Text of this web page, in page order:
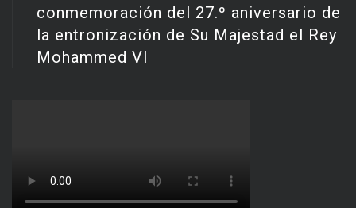
conmemoración del 27.º aniversario de
la entronización de Su Majestad el Rey
Mohammed VI